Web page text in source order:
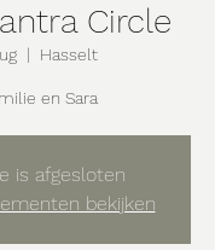
Circle
  |
Hasselt
en Sara
is afgesloten
bekijken